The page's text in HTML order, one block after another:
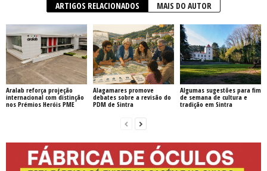
ARTIGOS RELACIONADOS MAIS DO AUTOR
Aralab reforça projeção
internacional com distinção
nos Prémios Heróis PME
Alagamares promove
debates sobre a revisão do
PDM de Sintra
Algumas sugestões para fim
de semana de cultura e
tradição em Sintra